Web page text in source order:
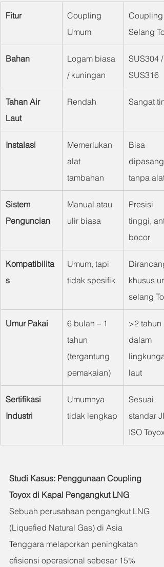
Fitur
Coupling
Umum
Coupling
Selang
Bahan
Logam biasa
/ kuningan
SUS304 /
SUS316
Tahan Air
Laut
Rendah Sangat
Instalasi
Memerlukan
alat
tambahan
Bisa
dipasang
tanpa alat
Sistem
Penguncian
Manual atau
ulir biasa
Presisi
tinggi, anti
bocor
Kompatibilita
s
Umum, tapi
tidak spesifik
Dirancang
khusus
selang
Umur Pakai
6 bulan – 1
tahun
(tergantung
pemakaian)
>2 tahun
dalam
laut
Sertifikasi
Industri
Umumnya
tidak lengkap
Sesuai
standar
ISO Toyox
Studi Kasus: Penggunaan Coupling
Toyox di Kapal Pengangkut LNG
Sebuah perusahaan pengangkut LNG
(Liquefied Natural Gas) di Asia
Tenggara melaporkan peningkatan
efisiensi operasional sebesar 15%